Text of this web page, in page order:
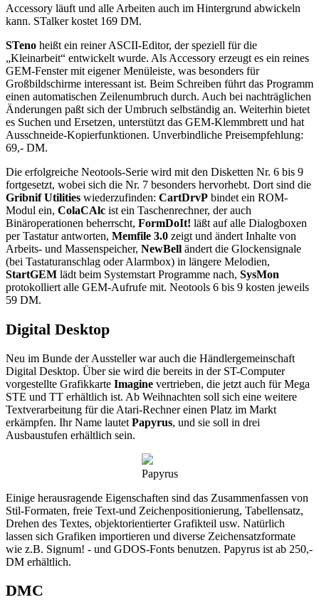
Accessory läuft und alle Arbeiten auch im Hintergrund abwickeln
kann. STalker kostet 169 DM.
STeno heißt ein reiner ASCII-Editor, der speziell für die
„Kleinarbeit“ entwickelt wurde. Als Accessory erzeugt es ein reines
GEM-Fenster mit eigener Menüleiste, was besonders für
Großbildschirme interessant ist. Beim Schreiben führt das Programm
einen automatischen Zeilenumbruch durch. Auch bei nachträglichen
Änderungen paßt sich der Umbruch selbständig an. Weiterhin bietet
es Suchen und Ersetzen, unterstützt das GEM-Klemmbrett und hat
Ausschneide-Kopierfunktionen. Unverbindliche Preisempfehlung:
69,- DM.
Die erfolgreiche Neotools-Serie wird mit den Disketten Nr. 6 bis 9
fortgesetzt, wobei sich die Nr. 7 besonders hervorhebt. Dort sind die
Gribnif Utilities wiederzufinden: CartDrvP bindet ein ROM-
Modul ein, ColaCAlc ist ein Taschenrechner, der auch
Binäroperationen beherrscht, FormDoIt! läßt auf alle Dialogboxen
per Tastatur antworten, Memfile 3.0 zeigt und ändert Inhalte von
Arbeits- und Massenspeicher, NewBell ändert die Glockensignale
(bei Tastaturanschlag oder Alarmbox) in längere Melodien,
StartGEM lädt beim Systemstart Programme nach, SysMon
protokolliert alle GEM-Aufrufe mit. Neotools 6 bis 9 kosten jeweils
59 DM.
Digital Desktop
Neu im Bunde der Aussteller war auch die Händlergemeinschaft
Digital Desktop. Über sie wird die bereits in der ST-Computer
vorgestellte Grafikkarte Imagine vertrieben, die jetzt auch für Mega
STE und TT erhältlich ist. Ab Weihnachten soll sich eine weitere
Textverarbeitung für die Atari-Rechner einen Platz im Markt
erkämpfen. Ihr Name lautet Papyrus, und sie soll in drei
Ausbaustufen erhältlich sein.
Papyrus
Einige herausragende Eigenschaften sind das Zusammenfassen von
Stil-Formaten, freie Text-und Zeichenpositionierung, Tabellensatz,
Drehen des Textes, objektorientierter Grafikteil usw. Natürlich
lassen sich Grafiken importieren und diverse Zeichensatzformate
wie z.B. Signum! - und GDOS-Fonts benutzen. Papyrus ist ab 250,-
DM erhältlich.
DMC